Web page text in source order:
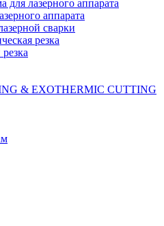
лазерного аппарата
аппарата
сварки
резка
& EXOTHERMIC CUTTING